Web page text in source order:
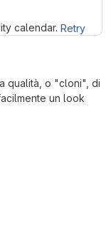
calendar. Retry
qualità, o "cloni", di
un look